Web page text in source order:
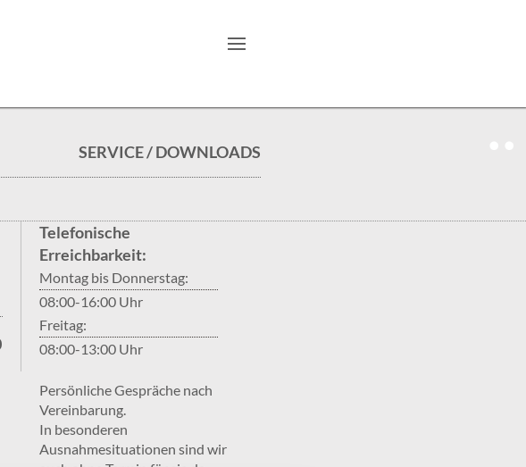
SERVICE / DOWNLOADS
Telefonische
Erreichbarkeit:
Montag bis Donnerstag:
08:00-16:00 Uhr
Freitag:
08:00-13:00 Uhr
Persönliche Gespräche nach
Vereinbarung.
In besonderen
Ausnahmesituationen sind wir